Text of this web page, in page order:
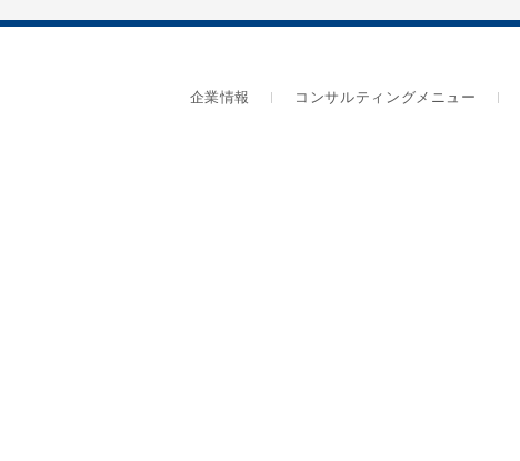
企業情報 コンサルティングメニュー